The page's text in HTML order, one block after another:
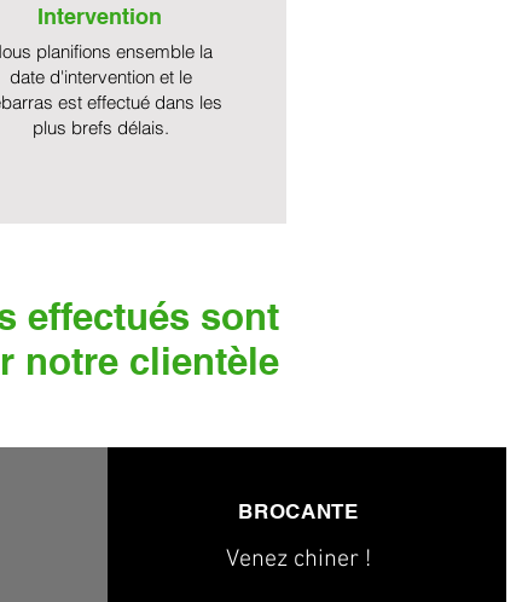
Intervention
planifions ensemble la
date d'intervention et le
est effectué dans les
plus brefs délais.
effectués sont
notre clientèle
BROCANTE
Venez chiner !